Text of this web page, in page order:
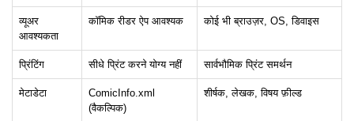
व्यूअर
आवश्यकता
कॉमिक रीडर ऐप आवश्यक कोई भी ब्राउज़र, OS, डिवाइस
प्रिंटिंग सीधे प्रिंट करने योग्य नहीं सार्वभौमिक प्रिंट समर्थन
मेटाडेटा
ComicInfo.xml
(वैकल्पिक)
शीर्षक, लेखक, विषय फ़ील्ड